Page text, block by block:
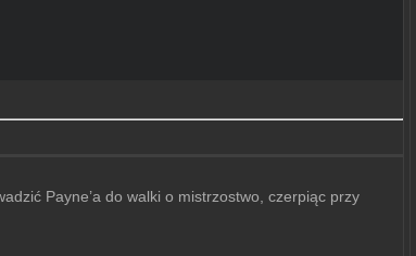
Payne’a do walki o mistrzostwo, czerpiąc przy